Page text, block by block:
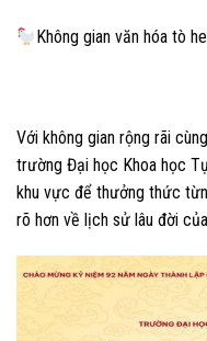
Không gian văn hóa tò he
Với không gian rộng rãi
trường Đại học Khoa học
khu vực để thưởng thức
rõ hơn về lịch sử lâu đời